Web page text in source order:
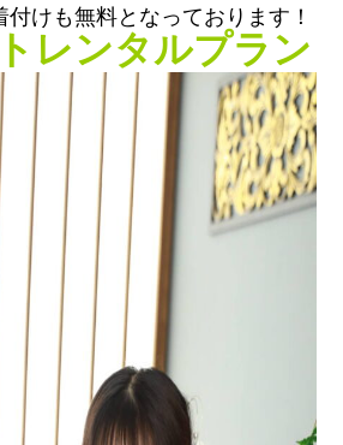
けも無料となっております！
レンタルプラン